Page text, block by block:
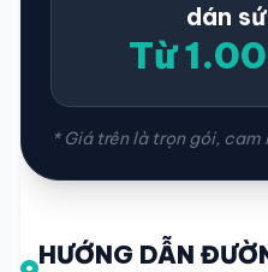
dán
Từ
* Giá trên là trọn gói,
HƯỚNG DẪN